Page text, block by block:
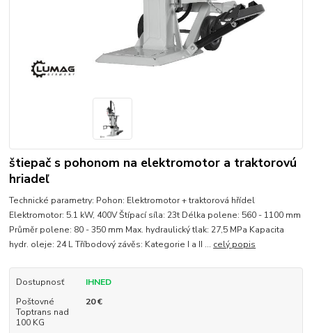
štiepač s pohonom na elektromotor a traktorovú
hriadeľ
Technické parametry: Pohon: Elektromotor + traktorová hřídel
Elektromotor: 5.1 kW, 400V Štípací síla: 23t Délka polene: 560 - 1100 mm
Průměr polene: 80 - 350 mm Max. hydraulický tlak: 27,5 MPa Kapacita
hydr. oleje: 24 L Tříbodový závěs: Kategorie I a II ... celý popis
Dostupnosť
IHNED
Poštovné
Toptrans nad
100 KG
20 €